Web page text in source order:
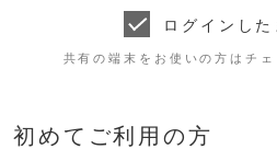
ログインした
共有の端末をお使いの方はチ
初めてご利用の方